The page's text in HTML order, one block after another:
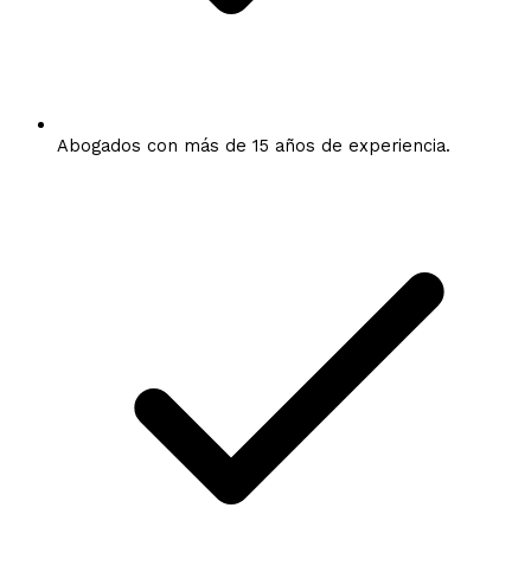
Abogados con más de 15 años de experiencia.